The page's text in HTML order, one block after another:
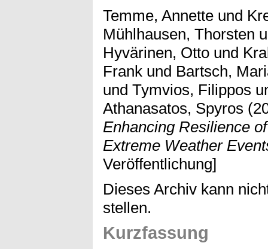
Temme, Annette und
Mühlhausen, Thorsten
Hyvärinen, Otto und
Frank und Bartsch,
und Tymvios, Filippos
Athanasatos, Spyros
Enhancing Resilience
Extreme Weather
Veröffentlichung]
Dieses Archiv kann
stellen.
Kurzfassung